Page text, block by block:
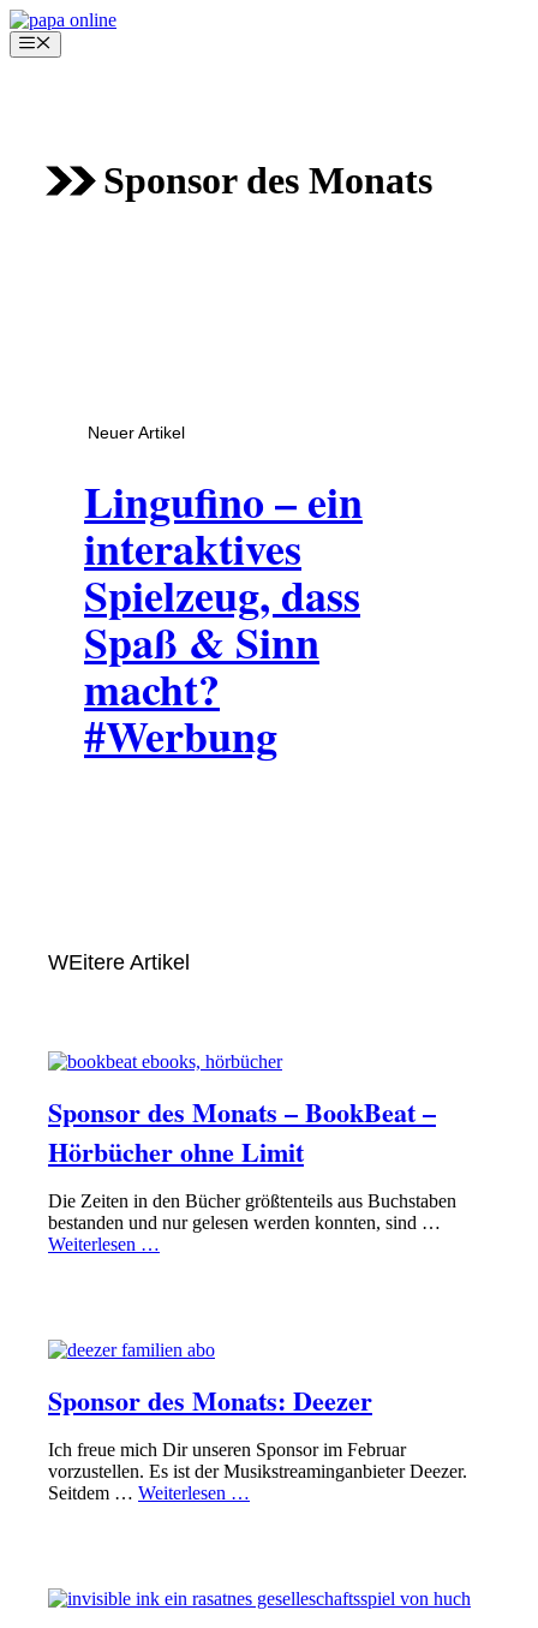
Zum
Inhalt
springen
Menü
Sponsor des Monats
Neuer Artikel
Lingufino – ein
interaktives
Spielzeug, dass
Spaß & Sinn
macht?
#Werbung
WEitere Artikel
Sponsor des Monats – BookBeat –
Hörbücher ohne Limit
Die Zeiten in den Bücher größtenteils aus Buchstaben
bestanden und nur gelesen werden konnten, sind …
Weiterlesen …
Sponsor des Monats: Deezer
Ich freue mich Dir unseren Sponsor im Februar
vorzustellen. Es ist der Musikstreaminganbieter Deezer.
Seitdem … Weiterlesen …